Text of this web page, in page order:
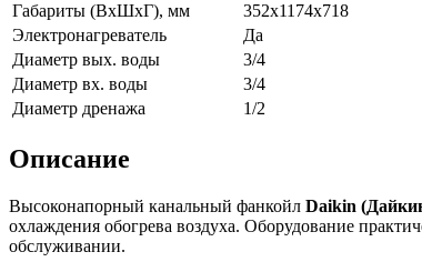
Габариты (ВxШxГ), мм
352x1174x718
Электронагреватель
Да
Диаметр вых. воды
3/4
Диаметр вх. воды
3/4
Диаметр дренажа
1/2
Описание
Высоконапорный канальный фанкойл Daikin
охлаждения обогрева воздуха. Оборудование
обслуживании.